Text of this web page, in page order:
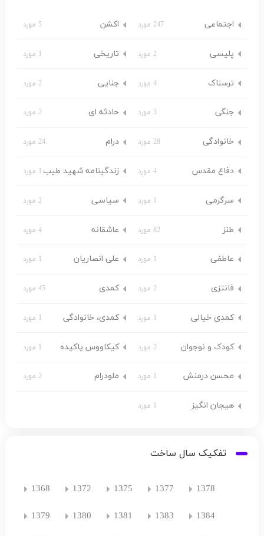
اجتماعی 247 مورد اکشن 5 مورد
پلیسی 2 مورد تاریخی 1 مورد
ترسناک 4 مورد جنایی 2 مورد
جنگی 3 مورد حادثه ای 2 مورد
خانوادگی 28 مورد درام 24 مورد
دفاع مقدس 4 مورد زندگینامه شهید طیب 1 مورد
سرگرمی 1 مورد سیاسی 2 مورد
طنز 82 مورد عاشقانه 4 مورد
عاطفی 1 مورد علی انصاریان 1 مورد
فانتزی 2 مورد کمدی 45 مورد
کمدی خیالی 1 مورد کمدی، خانوادگی 1 مورد
کودک و نوجوان 2 مورد کیکاووس یاکیده 1 مورد
محسن درمنش 1 مورد ملودرام 2 مورد
هیجان انگیز 1 مورد
تفکیک سال ساخت
1368 1372 1375 1377 1378
1379 1380 1381 1383 1384